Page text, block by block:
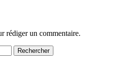
rédiger un commentaire.